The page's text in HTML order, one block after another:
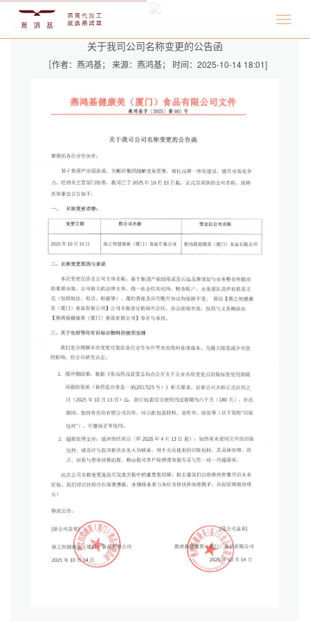
关于我司公司名称变更的公告函
［作者：燕鸿基； 来源：燕鸿基； 时间：2025-10-14 18:01]